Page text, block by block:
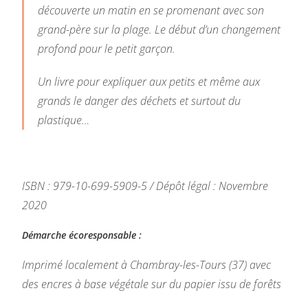
découverte un matin en se promenant avec son
grand-père sur la plage.Le début d’un changement
profond pour le petit garçon.
Un livre pour expliquer aux petits et même aux
grands le danger des déchets et surtout du
plastique…
ISBN : 979-10-699-5909-5 / Dépôt légal : Novembre
2020
Démarche écoresponsable :
Imprimé localement à Chambray-les-Tours (37) avec
des encres à base végétale sur du papier issu de forêts